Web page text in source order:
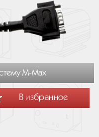
М-Мах
В избранное